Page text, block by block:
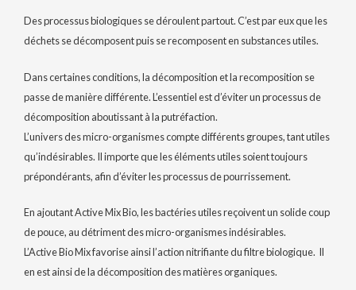
Des processus biologiques se déroulent partout. C’est par eux que les
déchets se décomposent puis se recomposent en substances utiles.
Dans certaines conditions, la décomposition et la recomposition se
passe de manière différente. L’essentiel est d’éviter un processus de
décomposition aboutissant à la putréfaction.
L’univers des micro-organismes compte différents groupes, tant utiles
qu’indésirables. Il importe que les éléments utiles soient toujours
prépondérants, afin d’éviter les processus de pourrissement.
En ajoutant Active Mix Bio, les bactéries utiles reçoivent un solide coup
de pouce, au détriment des micro-organismes indésirables.
L’Active Bio Mix favorise ainsi l’action nitrifiante du filtre biologique. Il
en est ainsi de la décomposition des matières organiques.